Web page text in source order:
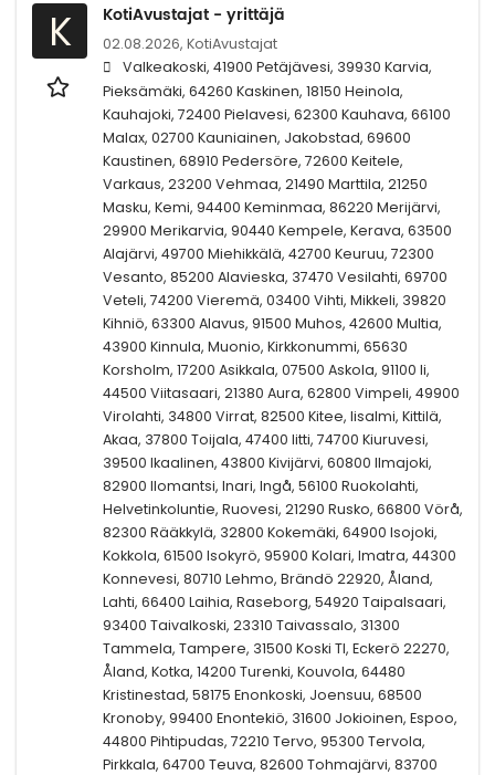
K KotiAvustajat - yrittäjä
02.08.2026, KotiAvustajat
Valkeakoski, 41900 Petäjävesi, 39930 Karvia,
Pieksämäki, 64260 Kaskinen, 18150 Heinola,
Kauhajoki, 72400 Pielavesi, 62300 Kauhava, 66100
Malax, 02700 Kauniainen, Jakobstad, 69600
Kaustinen, 68910 Pedersöre, 72600 Keitele,
Varkaus, 23200 Vehmaa, 21490 Marttila, 21250
Masku, Kemi, 94400 Keminmaa, 86220 Merijärvi,
29900 Merikarvia, 90440 Kempele, Kerava, 63500
Alajärvi, 49700 Miehikkälä, 42700 Keuruu, 72300
Vesanto, 85200 Alavieska, 37470 Vesilahti, 69700
Veteli, 74200 Vieremä, 03400 Vihti, Mikkeli, 39820
Kihniö, 63300 Alavus, 91500 Muhos, 42600 Multia,
43900 Kinnula, Muonio, Kirkkonummi, 65630
Korsholm, 17200 Asikkala, 07500 Askola, 91100 Ii,
44500 Viitasaari, 21380 Aura, 62800 Vimpeli, 49900
Virolahti, 34800 Virrat, 82500 Kitee, Iisalmi, Kittilä,
Akaa, 37800 Toijala, 47400 Iitti, 74700 Kiuruvesi,
39500 Ikaalinen, 43800 Kivijärvi, 60800 Ilmajoki,
82900 Ilomantsi, Inari, Ingå, 56100 Ruokolahti,
Helvetinkoluntie, Ruovesi, 21290 Rusko, 66800 Vörå,
82300 Rääkkylä, 32800 Kokemäki, 64900 Isojoki,
Kokkola, 61500 Isokyrö, 95900 Kolari, Imatra, 44300
Konnevesi, 80710 Lehmo, Brändö 22920, Åland,
Lahti, 66400 Laihia, Raseborg, 54920 Taipalsaari,
93400 Taivalkoski, 23310 Taivassalo, 31300
Tammela, Tampere, 31500 Koski Tl, Eckerö 22270,
Åland, Kotka, 14200 Turenki, Kouvola, 64480
Kristinestad, 58175 Enonkoski, Joensuu, 68500
Kronoby, 99400 Enontekiö, 31600 Jokioinen, Espoo,
44800 Pihtipudas, 72210 Tervo, 95300 Tervola,
Pirkkala, 64700 Teuva, 82600 Tohmajärvi, 83700